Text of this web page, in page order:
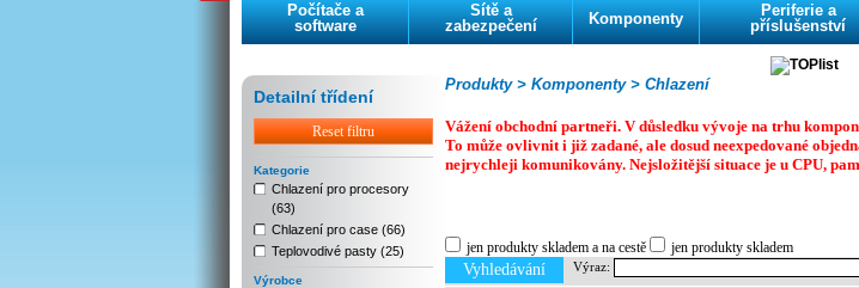
Počítače a
software
Sítě a
zabezpečení
Komponenty
Periferie a
příslušenství
Detailní třídení
Reset filtru
Kategorie
Chlazení pro procesory
(63)
Chlazení pro case (66)
Teplovodivé pasty (25)
Výrobce
Chlazení
Komponenty >
Produkty >
Vážení obchodní partneři. V důsledku vývoje na trhu
To může ovlivnit i již zadané, ale dosud neexpedované
nejrychleji komunikovány. Nejsložitější situace je u CPU,
jen produkty skladem a na cestě jen produkty skladem
Vyhledávání Výraz: